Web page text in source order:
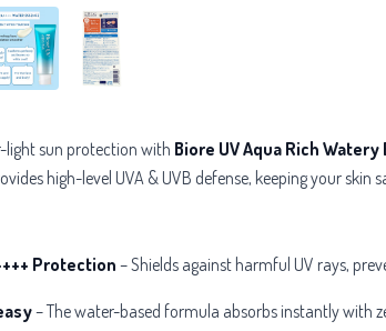
light sun protection with Biore UV Aqua Rich Watery
high-level UVA & UVB defense, keeping your
Protection – Shields against harmful UV rays,
– The water-based formula absorbs instantly with